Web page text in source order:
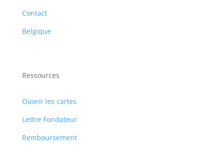
Contact
Belgique
Ressources
Ouvrir les cartes
Lettre Fondateur
Remboursement